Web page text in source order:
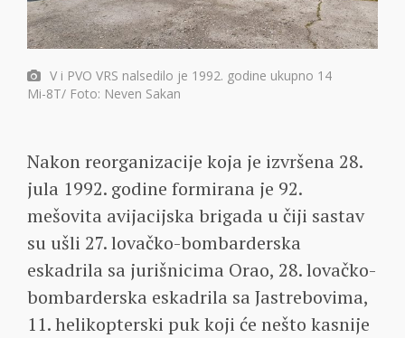
V i PVO VRS nalsedilo je 1992. godine ukupno 14
Mi-8T/ Foto: Neven Sakan
Nakon reorganizacije koja je izvršena 28.
jula 1992. godine formirana je 92.
mešovita avijacijska brigada u čiji sastav
su ušli 27. lovačko-bombarderska
eskadrila sa jurišnicima Orao, 28. lovačko-
bombarderska eskadrila sa Jastrebovima,
11. helikopterski puk koji će nešto kasnije